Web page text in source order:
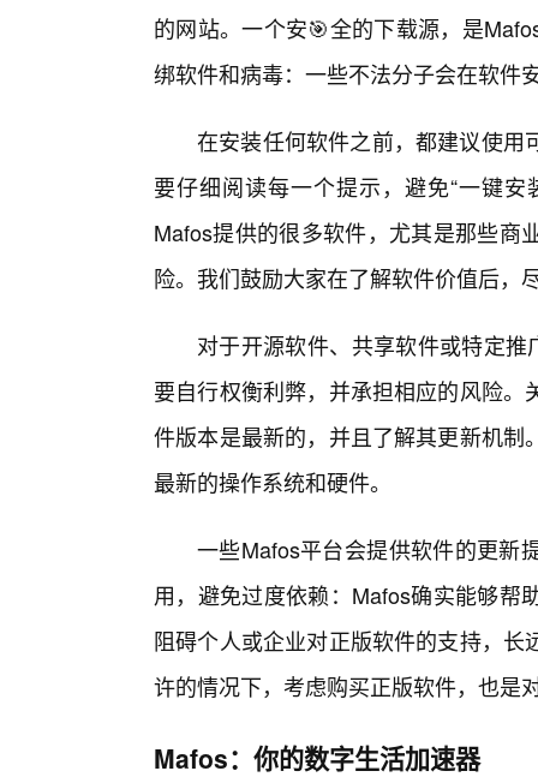
的网站。一个安🎯全的下载源，是
绑软件和病毒：一些不法分子会在软件
在安装任何软件之前，都建议使用
要仔细阅读每一个提示，避免“一键安
Mafos提供的很多软件，尤其是那些商
险。我们鼓励大家在了解软件价值后，
对于开源软件、共享软件或特定
要自行权衡利弊，并承担相应的风险
件版本是最新的，并且了解其更新机
最新的操作系统和硬件。
一些Mafos平台会提供软件的更新
用，避免过度依赖：Mafos确实能够帮
阻碍个人或企业对正版软件的支持，
许的情况下，考虑购买正版软件，也是
Mafos：你的数字生活加速器